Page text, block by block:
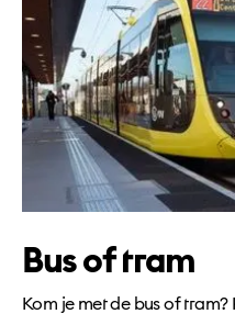
Bus of tram
Kom je met de bus of tram?